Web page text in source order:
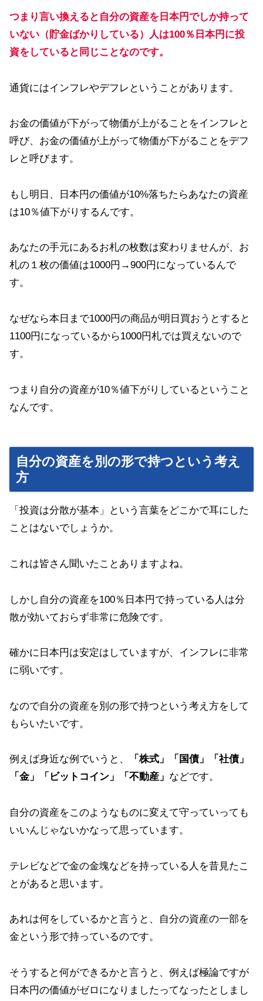
つまり言い換えると自分の資産を日本円でしか持って
いない（貯金ばかりしている）人は100％日本円に投
資をしていると同じことなのです。
通貨にはインフレやデフレということがあります。
お金の価値が下がって物価が上がることをインフレと
呼び、お金の価値が上がって物価が下がることをデフ
レと呼びます。
もし明日、日本円の価値が10%落ちたらあなたの資産
は10％値下がりするんです。
あなたの手元にあるお札の枚数は変わりませんが、お
札の１枚の価値は1000円→900円になっているんで
す。
なぜなら本日まで1000円の商品が明日買おうとすると
1100円になっているから1000円札では買えないので
す。
つまり自分の資産が10％値下がりしているということ
なんです。
自分の資産を別の形で持つという考え
方
「投資は分散が基本」という言葉をどこかで耳にした
ことはないでしょうか。
これは皆さん聞いたことありますよね。
しかし自分の資産を100％日本円で持っている人は分
散が効いておらず非常に危険です。
確かに日本円は安定はしていますが、インフレに非常
に弱いです。
なので自分の資産を別の形で持つという考え方をして
もらいたいです。
例えば身近な例でいうと、
「株式」「国債」「社債」
「金」「ビットコイン」「不動産」 などです。
自分の資産をこのようなものに変えて守っていっても
いいんじゃないかなって思っています。
テレビなどで金の金塊などを持っている人を昔見たこ
とがあると思います。
あれは何をしているかと言うと、自分の資産の一部を
金という形で持っているのです。
そうすると何ができるかと言うと、例えば極論ですが
日本円の価値がゼロになりましたってなったとしまし